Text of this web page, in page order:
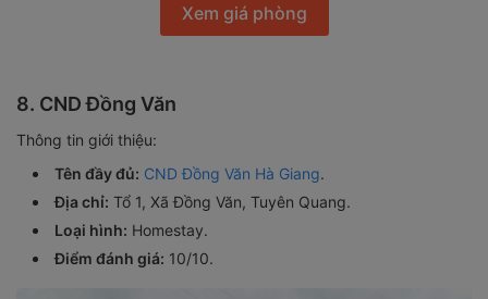
Xem giá phòng
8. CND Đồng Văn
Thông tin giới thiệu:
Tên đầy đủ: CND Đồng Văn Hà Giang.
Địa chỉ: Tổ 1, Xã Đồng Văn, Tuyên Quang.
Loại hình: Homestay.
Điểm đánh giá: 10/10.